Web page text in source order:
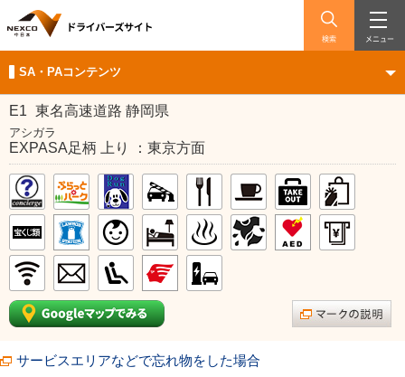
検索 メニュー
SA・PAコンテンツ
E1 東名高速道路 静岡県
アシガラ
EXPASA足柄 上り ：東京方面
サービスエリアなどで忘れ物をした場合